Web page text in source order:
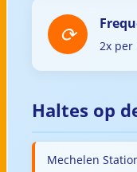
2x per
Haltes op
Mechelen